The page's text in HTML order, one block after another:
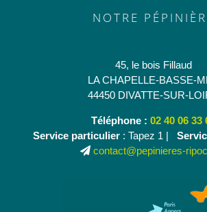
NOTRE
45, le bois Fillaud
LA CHAPELLE-BASSE-
44450 DIVATTE-SUR-
Téléphone : 02 40 06 33
Service particulier: Tapez 1 |
contact@pepinieres-